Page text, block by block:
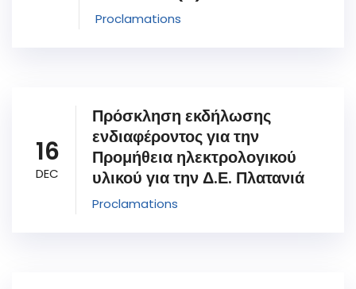
Proclamations
16
DEC
Πρόσκληση εκδήλωσης
ενδιαφέροντος για την
Προμήθεια ηλεκτρολογικού
υλικού για την Δ.Ε. Πλατανιά
Proclamations